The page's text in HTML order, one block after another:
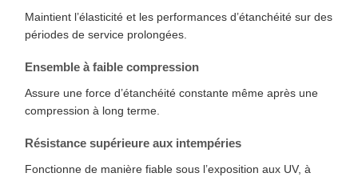
Maintient l’élasticité et les performances d’étanchéité sur des
périodes de service prolongées.
Ensemble à faible compression
Assure une force d’étanchéité constante même après une
compression à long terme.
Résistance supérieure aux intempéries
Fonctionne de manière fiable sous l’exposition aux UV, à